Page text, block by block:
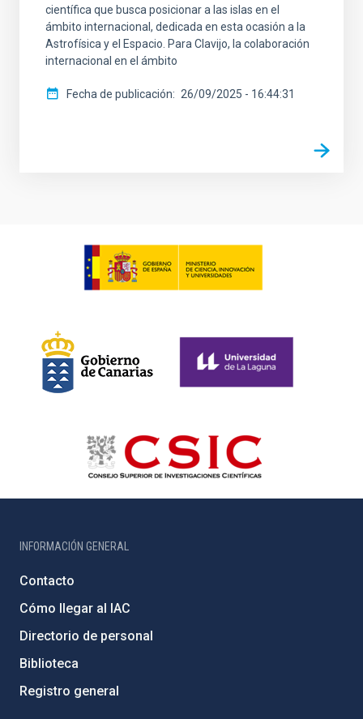
científica que busca posicionar a las islas en el
ámbito internacional, dedicada en esta ocasión a la
Astrofísica y el Espacio. Para Clavijo, la colaboración
internacional en el ámbito
Fecha de publicación 26/09/2025 - 16:44:31
INFORMACIÓN GENERAL
Contacto
Cómo llegar al IAC
Directorio de personal
Biblioteca
Registro general